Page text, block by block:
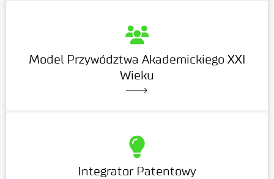
Model Przywództwa Akademickiego XXI
Wieku
Integrator Patentowy